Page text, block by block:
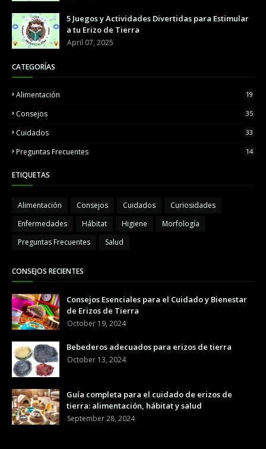
5 Juegos y Actividades Divertidas para Estimular
a tu Erizo de Tierra
April 07, 2025
CATEGORÍAS
Alimentación 19
Consejos 35
Cuidados 33
Preguntas Frecuentes 14
ETIQUETAS
Alimentación Consejos Cuidados
Curiosidades
Enfermedades
Hábitat Higiene
Morfología
Preguntas Frecuentes
Salud
CONSEJOS RECIENTES
Consejos Esenciales para el Cuidado y Bienestar
de Erizos de Tierra
October 19, 2024
Bebederos adecuados para erizos de tierra
October 13, 2024
Guía completa para el cuidado de erizos de
tierra: alimentación, hábitat y salud
September 28, 2024